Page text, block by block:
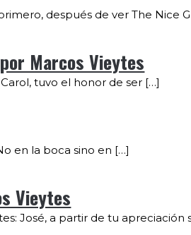
después de ver The Nice
Marcos Vieytes
tuvo el honor de ser […]
en la boca sino en […]
Vieytes
José, a partir de tu apreciación